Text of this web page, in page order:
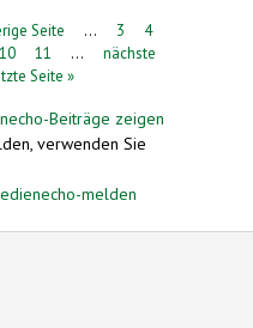
Seite … 3
4
10 11 …
nächste
Seite »
Beiträge zeigen
verwenden Sie
melden